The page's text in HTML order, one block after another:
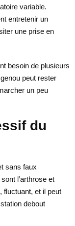
variable.
entretenir un
une prise en
besoin de plusieurs
peut rester
un peu
du
sans faux
l’arthrose et
fluctuant, et il peut
debout